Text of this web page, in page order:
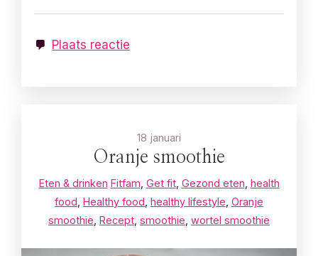
Plaats reactie
18 januari
Oranje smoothie
Eten & drinken Fitfam Get fit, Gezond eten health
food Healthy food healthy lifestyle Oranje
smoothie Recept smoothie wortel smoothie